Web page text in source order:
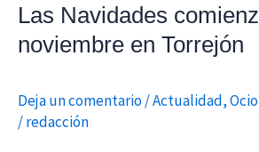
Las Navidades
noviembre en Torrejón
Deja un comentario/Actualidad,Ocio
/redacción